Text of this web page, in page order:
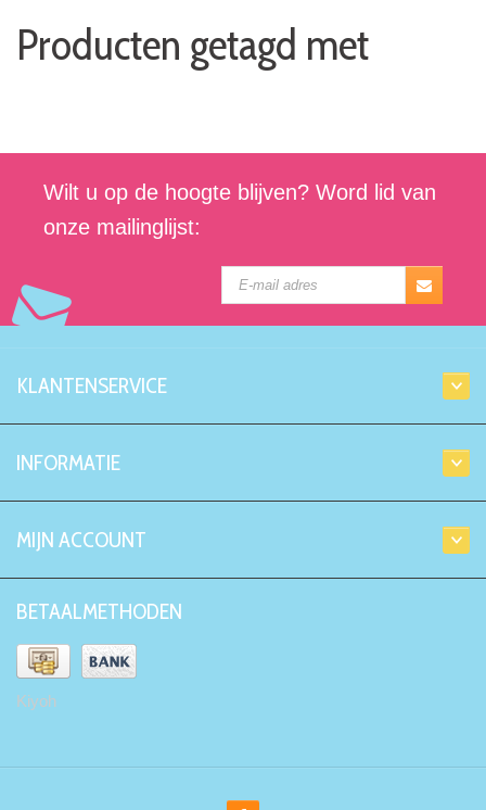
Producten getagd met
Wilt u op de hoogte blijven? Word lid van
onze mailinglijst:
KLANTENSERVICE
INFORMATIE
MIJN ACCOUNT
BETAALMETHODEN
Kiyoh